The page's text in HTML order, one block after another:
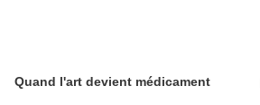
Quand l'art devient médicament